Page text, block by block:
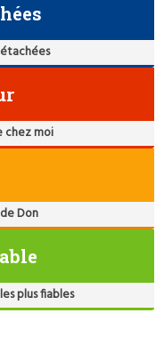
chez moi
Don
plus fiables